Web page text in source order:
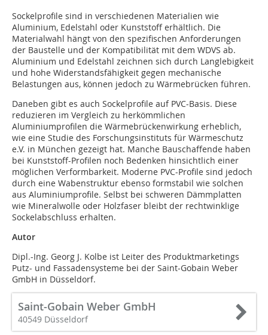
Sockelprofile sind in verschiedenen Materialien wie
Aluminium, Edelstahl oder Kunststoff erhältlich. Die
Materialwahl hängt von den spezifischen Anforderungen
der Baustelle und der Kompatibilität mit dem WDVS ab.
Aluminium und Edelstahl zeichnen sich durch Langlebigkeit
und hohe Widerstandsfähigkeit gegen mechanische
Belastungen aus, können jedoch zu Wärmebrücken führen.
Daneben gibt es auch Sockelprofile auf PVC-Basis. Diese
reduzieren im Vergleich zu herkömmlichen
Aluminiumprofilen die Wärmebrückenwirkung erheblich,
wie eine Studie des Forschungsinstituts für Wärmeschutz
e.V. in München gezeigt hat. Manche Bauschaffende haben
bei Kunststoff-Profilen noch Bedenken hinsichtlich einer
möglichen Verformbarkeit. Moderne PVC-Profile sind jedoch
durch eine Wabenstruktur ebenso formstabil wie solchen
aus Aluminiumprofile. Selbst bei schweren Dämmplatten
wie Mineralwolle oder Holzfaser bleibt der rechtwinklige
Sockelabschluss erhalten.
Autor
Dipl.-Ing. Georg J. Kolbe ist Leiter des Produktmarketings
Putz- und Fassadensysteme bei der Saint-Gobain Weber
GmbH in Düsseldorf.
Saint-Gobain Weber GmbH
40549 Düsseldorf